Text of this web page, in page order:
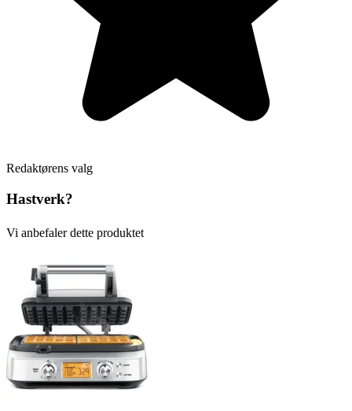
Redaktørens valg
Hastverk?
Vi anbefaler dette produktet